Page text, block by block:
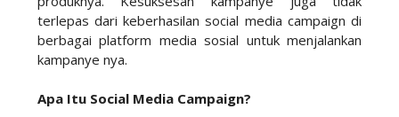
terlepas dari keberhasilan social media campaign di
berbagai platform media sosial untuk menjalankan
kampanye nya.
Apa Itu Social Media Campaign?